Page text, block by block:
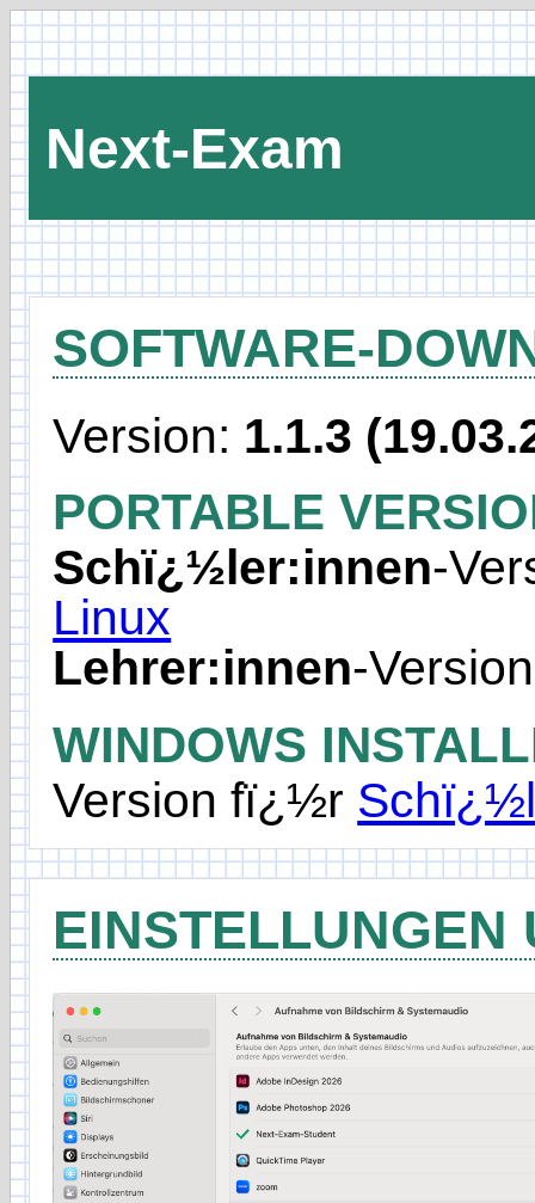
Next-Exam
SOFTWARE-
Version: 1.1.3
PORTABLE
Schï¿½ler:innen-
Linux
Lehrer:innen-
WINDOWS
Version fï¿½r
EINSTELLUNGEN